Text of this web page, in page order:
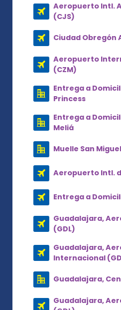
Aeropuerto Intl.
(CJS)
Ciudad Obregón
Aeropuerto
(CZM)
Entrega a
Princess
Entrega a
Meliá
Muelle San Miguel
Aeropuerto Intl.
Entrega a
Guadalajara,
(GDL)
Guadalajara,
Internacional
Guadalajara,
Guadalajara,